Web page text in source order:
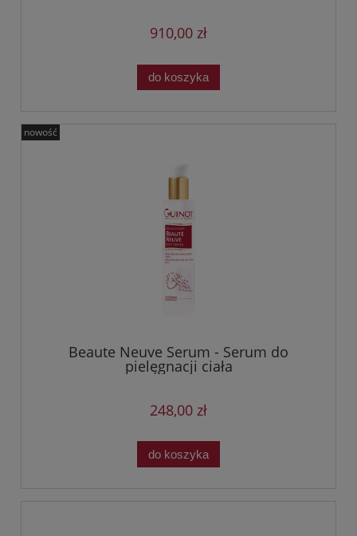
910,00 zł
do koszyka
Beaute Neuve Serum - Serum do
pielęgnacji ciała
248,00 zł
do koszyka
nowość